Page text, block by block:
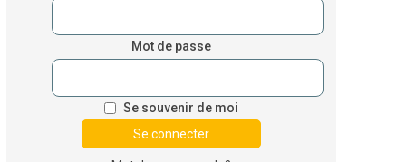
Mot de passe
Se souvenir de moi